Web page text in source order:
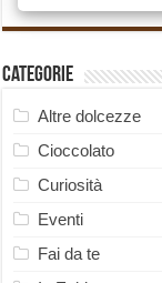
Categorie
Altre dolcezze
Cioccolato
Curiosità
Eventi
Fai da te